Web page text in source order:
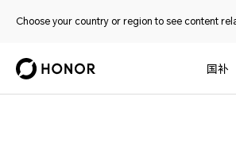
Choose your country or region to see content
国补